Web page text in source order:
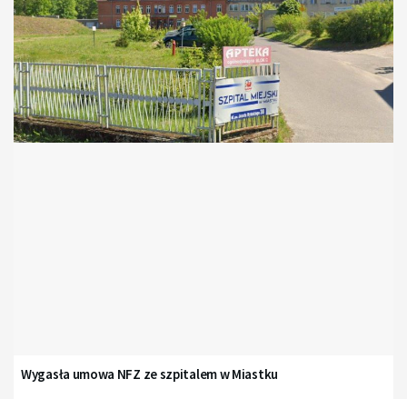
Wygasła umowa NFZ ze szpitalem w Miastku